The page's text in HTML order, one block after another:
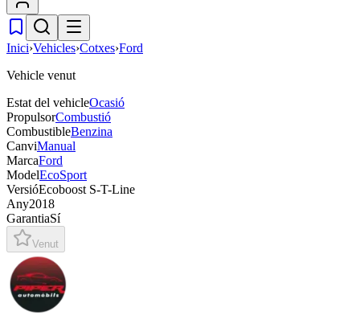
Inici›Vehicles›Cotxes›Ford
Vehicle venut
Estat del vehicleOcasió
PropulsorCombustió
CombustibleBenzina
CanviManual
MarcaFord
ModelEcoSport
VersióEcoboost S-T-Line
Any2018
GarantiaSí
Venut